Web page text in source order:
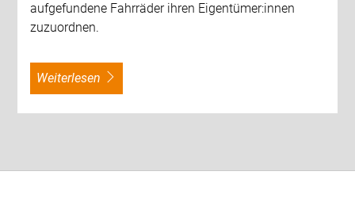
aufgefundene Fahrräder ihren Eigentümer:innen
zuzuordnen.
weiterlesen